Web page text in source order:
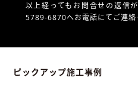
以上経ってもお問合せの返信
5789-6870へお電話にてご連絡
ピックアップ施工事例